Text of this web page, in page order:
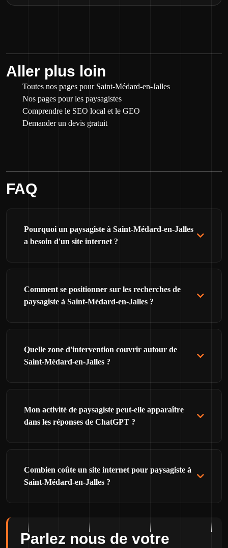
Aller plus loin
Toutes nos pages pour Saint-Médard-en-Jalles
Nos pages pour les paysagistes
Comprendre le SEO local et le GEO
Demander un devis gratuit
FAQ
Pourquoi un paysagiste à Saint-Médard-en-Jalles
a besoin d'un site internet ?
Comment se positionner sur les recherches de
paysagiste à Saint-Médard-en-Jalles ?
Quelle zone d'intervention couvrir autour de
Saint-Médard-en-Jalles ?
Mon activité de paysagiste peut-elle apparaître
dans les réponses de ChatGPT ?
Combien coûte un site internet pour paysagiste à
Saint-Médard-en-Jalles ?
Parlez nous de votre